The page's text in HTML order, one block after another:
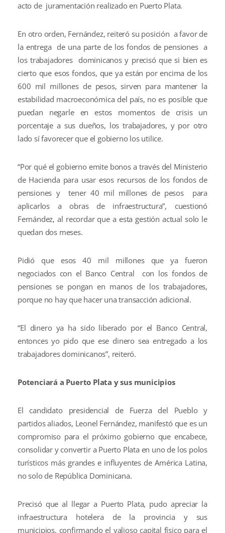
acto de juramentación realizado en Puerto Plata.
En otro orden, Fernández, reiteró su posición a favor de
la entrega de una parte de los fondos de pensiones a
los trabajadores dominicanos y precisó que si bien es
cierto que esos fondos, que ya están por encima de los
600 mil millones de pesos, sirven para mantener la
estabilidad macroeconómica del país, no es posible que
puedan negarle en estos momentos de crisis un
porcentaje a sus dueños, los trabajadores, y por otro
lado sí favorecer que el gobierno los utilice.
“Por qué el gobierno emite bonos a través del Ministerio
de Hacienda para usar esos recursos de los fondos de
pensiones y tener 40 mil millones de pesos para
aplicarlos a obras de infraestructura”, cuestionó
Fernández, al recordar que a esta gestión actual solo le
quedan dos meses.
Pidió que esos 40 mil millones que ya fueron
negociados con el Banco Central con los fondos de
pensiones se pongan en manos de los trabajadores,
porque no hay que hacer una transacción adicional.
“El dinero ya ha sido liberado por el Banco Central,
entonces yo pido que ese dinero sea entregado a los
trabajadores dominicanos”, reiteró.
Potenciará a Puerto Plata y sus municipios
El candidato presidencial de Fuerza del Pueblo y
partidos aliados, Leonel Fernández, manifestó que es un
compromiso para el próximo gobierno que encabece,
consolidar y convertir a Puerto Plata en uno de los polos
turísticos más grandes e influyentes de América Latina,
no solo de República Dominicana.
Precisó que al llegar a Puerto Plata, pudo apreciar la
infraestructura hotelera de la provincia y sus
municipios, confirmando el valioso capital físico para el